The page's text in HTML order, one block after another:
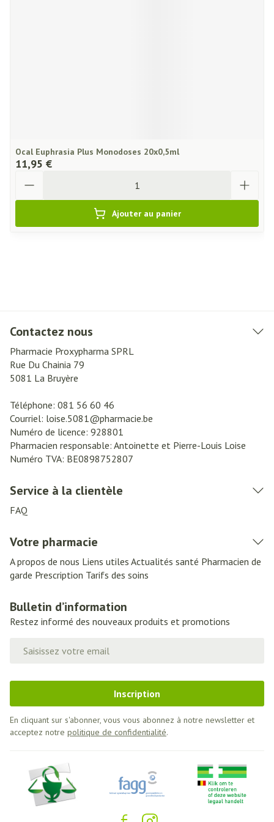
Ocal Euphrasia Plus Monodoses 20x0,5ml
11,95 €
Ajouter au panier
Contactez nous
Pharmacie Proxypharma SPRL
Rue Du Chainia 79
5081 La Bruyère
Téléphone: 081 56 60 46
Courriel: loise.5081@pharmacie.be
Numéro de licence: 928801
Pharmacien responsable: Antoinette et Pierre-Louis Loise
Numéro TVA: BE0898752807
Service à la clientèle
FAQ
Votre pharmacie
A propos de nous Liens utiles Actualités santé Pharmacien de
garde Prescription Tarifs des soins
Bulletin d’information
Restez informé des nouveaux produits et promotions
Inscription
En cliquant sur s'abonner, vous vous abonnez à notre newsletter et
acceptez notre politique de confidentialité.